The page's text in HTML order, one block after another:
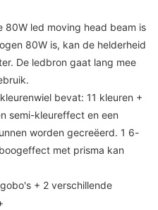
led moving head beam is
80W is, kan de helderheid
De ledbron gaat lang mee
bevat: 11 kleuren +
semi-kleureffect en een
worden gecreëerd. 1 6-
met prisma kan
+ 2 verschillende